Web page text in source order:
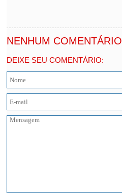
NENHUM COMENTÁRIO
DEIXE SEU COMENTÁRIO: